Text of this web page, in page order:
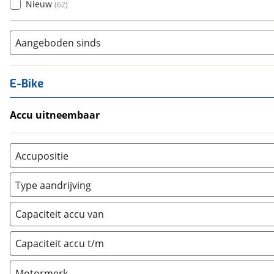
Nieuw (62)
Aangeboden sinds
E-Bike
Accu uitneembaar
Nee, vast (0)
Accupositie
Bagagedrager (0)
Frame (0 )
Vloer (0
Achterbank (0)
Kofferbak (0)
Overig (0)
Type aandrijving
Achterwiel (0)
Trapas
Voorwiel
Capaciteit accu van
Capaciteit accu t/m